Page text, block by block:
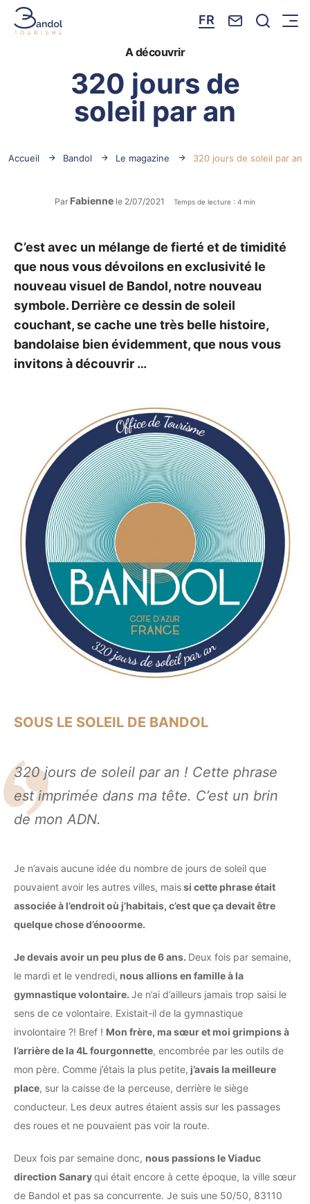
FR Nous Je
Menu
A découvrir
320 jours de
soleil par an
Accueil Bandol Le magazine 320 jours de soleil par an
Par Fabienne le 2/07/2021 Temps de lecture : 4 min
C’est avec un mélange de fierté et de timidité
que nous vous dévoilons en exclusivité le
nouveau visuel de Bandol, notre nouveau
symbole. Derrière ce dessin de soleil
couchant, se cache une très belle histoire,
bandolaise bien évidemment, que nous vous
invitons à découvrir …
SOUS LE SOLEIL DE BANDOL
320 jours de soleil par an ! Cette phrase
est imprimée dans ma tête. C’est un brin
de mon ADN.
Je n’avais aucune idée du nombre de jours de soleil que
pouvaient avoir les autres villes, maissi cette phrase était
associée à l’endroit où j’habitais, c’est que ça devait être
quelque chose d’énooorme.
Je devais avoir un peu plus de 6 ans. Deux fois par semaine,
le mardi et le vendredi, nous allions en famille à la
gymnastique volontaire. Je n’ai d’ailleurs jamais trop saisi le
sens de ce volontaire. Existait-il de la gymnastique
involontaire ?! Bref ! Mon frère, ma sœur et moi grimpions à
l’arrière de la 4L fourgonnette, encombrée par les outils de
mon père. Comme j’étais la plus petite, j’avais la meilleure
place, sur la caisse de la perceuse, derrière le siège
conducteur. Les deux autres étaient assis sur les passages
des roues et ne pouvaient pas voir la route.
Deux fois par semaine donc, nous passions le Viaduc
direction Sanaryqui était encore à cette époque, la ville sœur
de Bandol et pas sa concurrente. Je suis une 50/50, 83110